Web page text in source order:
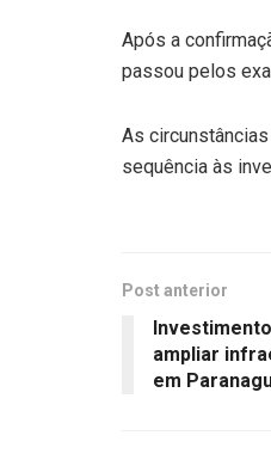
Após a
passou pelos
As
sequência às
Post anterior
ampliar
em